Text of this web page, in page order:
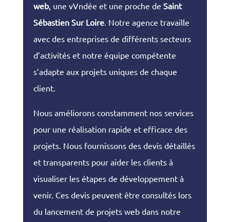
web, une vVndée et une proche de Saint
Sébastien Sur Loire. Notre agence travaille
avec des entreprises de différents secteurs
d’activités et notre équipe compétente
s’adapte aux projets uniques de chaque
client.
Nous améliorons constamment nos services
pour une réalisation rapide et efficace des
projets. Nous fournissons des devis détaillés
et transparents pour aider les clients à
visualiser les étapes de développement à
venir. Ces devis peuvent être consultés lors
du lancement de projets web dans notre